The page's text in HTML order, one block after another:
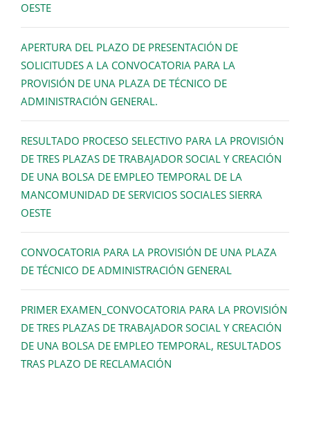
OESTE
APERTURA DEL PLAZO DE PRESENTACIÓN DE
SOLICITUDES A LA CONVOCATORIA PARA LA
PROVISIÓN DE UNA PLAZA DE TÉCNICO DE
ADMINISTRACIÓN GENERAL.
RESULTADO PROCESO SELECTIVO PARA LA PROVISIÓN
DE TRES PLAZAS DE TRABAJADOR SOCIAL Y CREACIÓN
DE UNA BOLSA DE EMPLEO TEMPORAL DE LA
MANCOMUNIDAD DE SERVICIOS SOCIALES SIERRA
OESTE
CONVOCATORIA PARA LA PROVISIÓN DE UNA PLAZA
DE TÉCNICO DE ADMINISTRACIÓN GENERAL
PRIMER EXAMEN_CONVOCATORIA PARA LA PROVISIÓN
DE TRES PLAZAS DE TRABAJADOR SOCIAL Y CREACIÓN
DE UNA BOLSA DE EMPLEO TEMPORAL, RESULTADOS
TRAS PLAZO DE RECLAMACIÓN